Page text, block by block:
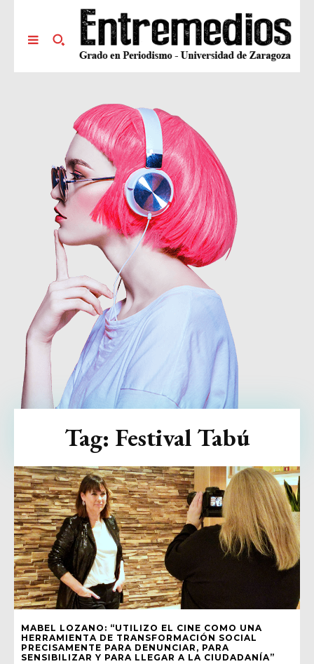
MABEL LOZANO: “UTILIZO EL CINE COMO UNA
HERRAMIENTA DE TRANSFORMACIÓN SOCIAL
PRECISAMENTE PARA DENUNCIAR, PARA
SENSIBILIZAR Y PARA LLEGAR A LA CIUDADANÍA”
Tag: Festival Tabú